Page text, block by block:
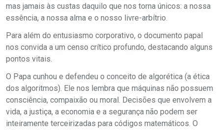
mas jamais às custas daquilo que nos torna únicos: a nossa
essência, a nossa alma e o nosso livre-arbítrio.
Para além do entusiasmo corporativo, o documento papal
nos convida a um censo crítico profundo, destacando alguns
pontos vitais.
O Papa cunhou e defendeu o conceito de algorética (a ética
dos algoritmos). Ele nos lembra que máquinas não possuem
consciência, compaixão ou moral. Decisões que envolvem a
vida, a justiça, a economia e a segurança não podem ser
inteiramente terceirizadas para códigos matemáticos. O